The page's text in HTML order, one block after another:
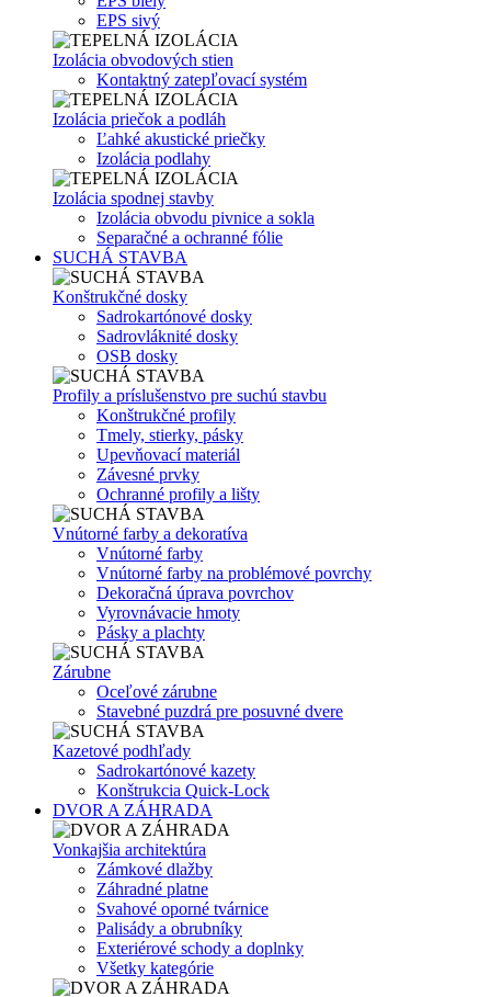
EPS sivý
Izolácia obvodových stien
Kontaktný zatepľovací systém
Izolácia priečok a podláh
Ľahké akustické priečky
Izolácia podlahy
Izolácia spodnej stavby
Izolácia obvodu pivnice a sokla
Separačné a ochranné fólie
SUCHÁ STAVBA
Konštrukčné dosky
Sadrokartónové dosky
Sadrovláknité dosky
OSB dosky
Profily a príslušenstvo pre suchú stavbu
Konštrukčné profily
Tmely, stierky, pásky
Upevňovací materiál
Závesné prvky
Ochranné profily a lišty
Vnútorné farby a dekoratíva
Vnútorné farby
Vnútorné farby na problémové povrchy
Dekoračná úprava povrchov
Vyrovnávacie hmoty
Pásky a plachty
Zárubne
Oceľové zárubne
Stavebné puzdrá pre posuvné dvere
Kazetové podhľady
Sadrokartónové kazety
Konštrukcia Quick-Lock
DVOR A ZÁHRADA
Vonkajšia architektúra
Zámkové dlažby
Záhradné platne
Svahové oporné tvárnice
Palisády a obrubníky
Exteriérové schody a doplnky
Všetky kategórie